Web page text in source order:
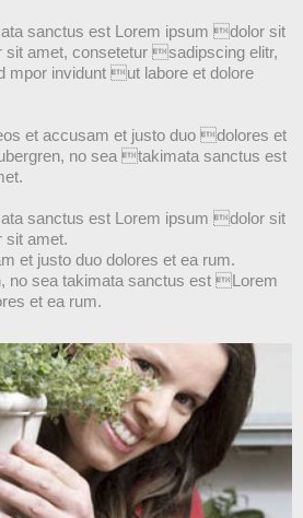
sanctus est Lorem ipsum dolor sit
sit amet, consetetur sadipscing elitr,
mpor invidunt ut labore et dolore
et accusam et justo duo dolores et
no sea takimata sanctus est
sanctus est Lorem ipsum dolor sit
sit amet.
et justo duo dolores et ea rum.
no sea takimata sanctus est Lorem
et ea rum.